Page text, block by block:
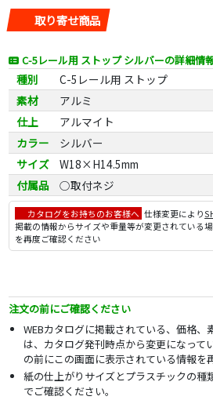
取り寄せ商品
C-5レール用 ストップ シルバーの詳細情
種別
C-5レール用 ストップ
素材
アルミ
仕上
アルマイト
カラー
シルバー
サイズ
W18×H14.5mm
付属品
○取付ネジ
カタログをお持ちのお客様へ 仕様変更により
掲載の情報からサイズや重量等が変更されている
を再度ご確認ください
注文の前にご確認ください
WEBカタログに掲載されている、価格
は、カタログ発刊時点から変更になって
の前にこの画面に表示されている情報を
紙の仕上がりサイズとプラスチックの種
でご確認ください。